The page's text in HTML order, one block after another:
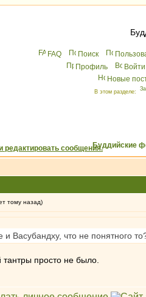
FAQ Поиск
Профиль
Новые
В этом разделе:
Буддийские
тому назад)
Васубандху, что не понятного
просто не было.